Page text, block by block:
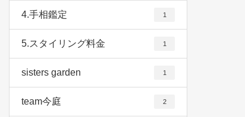
4.手相鑑定 1
5.スタイリング料金 1
sisters garden 1
team今庭 2